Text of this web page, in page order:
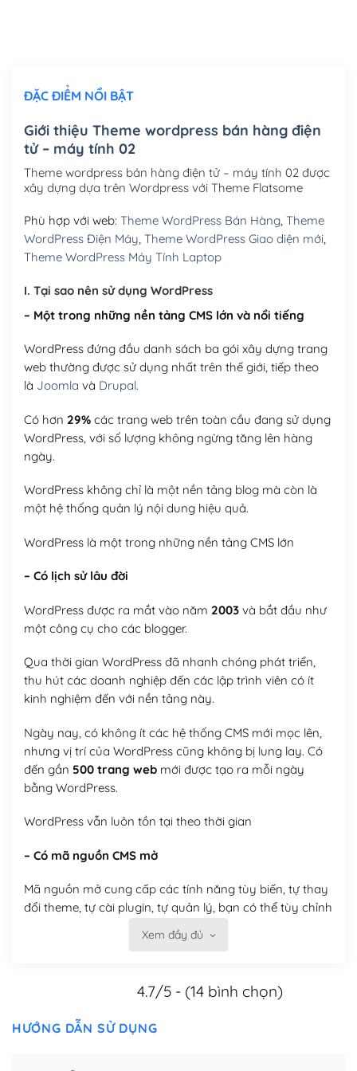
Mua thêm Host + Tên miền
Tên miền Việt Nam .vn (1 năm)
Hosting 2GB SSD (1 năm) (+450,000₫)
Hosting 3GB SSD (1 năm)(+550,000₫)
Hosting 5GB SSD (1 năm)(+650,000₫)
ĐẶC ĐIỂM NỔI BẬT
Giới thiệu Theme wordpress bán hàng điện
tử – máy tính 02
Theme wordpress bán hàng điện tử – máy tính 02 được
xây dựng dựa trên Wordpress với Theme Flatsome
Phù hợp với web: Theme WordPress Bán Hàng, Theme
WordPress Điện Máy, Theme WordPress Giao diện mới,
Theme WordPress Máy Tính Laptop
I. Tại sao nên sử dụng WordPress
– Một trong những nền tảng CMS lớn và nổi tiếng
WordPress đứng đầu danh sách ba gói xây dựng trang
web thường được sử dụng nhất trên thế giới, tiếp theo
là Joomla và Drupal.
Có hơn 29%các trang web trên toàn cầu đang sử dụng
WordPress, với số lượng không ngừng tăng lên hàng
ngày.
WordPress không chỉ là một nền tảng blog mà còn là
một hệ thống quản lý nội dung hiệu quả.
WordPress là một trong những nền tảng CMS lớn
– Có lịch sử lâu đời
WordPress được ra mắt vào năm 2003và bắt đầu như
một công cụ cho các blogger.
Qua thời gian WordPress đã nhanh chóng phát triển,
thu hút các doanh nghiệp đến các lập trình viên có ít
kinh nghiệm đến với nền tảng này.
Ngày nay, có không ít các hệ thống CMS mới mọc lên,
nhưng vị trí của WordPress cũng không bị lung lay. Có
đến gần 500 trang webmới được tạo ra mỗi ngày
bằng WordPress.
WordPress vẫn luôn tồn tại theo thời gian
– Có mã nguồn CMS mở
Mã nguồn mở cung cấp các tính năng tùy biến, tự thay
đổi theme, tự cài plugin, tự quản lý, bạn có thể tùy chỉnh
nó theo ý bạn mà không phải sử dụng dịch vụ tại bất
Có thể tùy biến trên website WordPress
Xem đầy đủ
4.7/5 - (14 bình chọn)
HƯỚNG DẪN SỬ DỤNG